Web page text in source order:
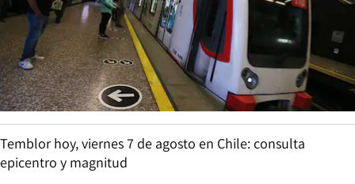
Temblor hoy, viernes 7 de agosto en Chile: consulta
epicentro y magnitud